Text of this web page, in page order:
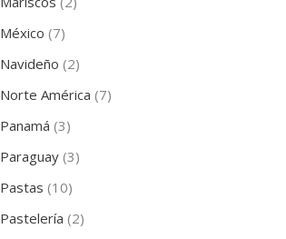
México (7)
Navideño (2)
Norte América (7)
Panamá (3)
Paraguay (3)
Pastas (10)
Pastelería (2)